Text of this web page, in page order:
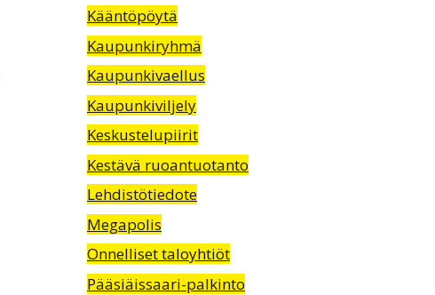
Kääntöpöytä
Kaupunkiryhmä
Kaupunkivaellus
Kaupunkiviljely
Keskustelupiirit
Kestävä ruoantuotanto
Lehdistötiedote
Megapolis
Onnelliset taloyhtiöt
Pääsiäissaari-palkinto